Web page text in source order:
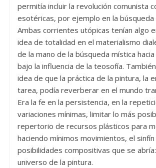
permitía incluir la revolución comunista
esotéricas, por ejemplo en la búsqueda
Ambas corrientes utópicas tenían algo
idea de totalidad en el materialismo
de la mano de la búsqueda mística
bajo la influencia de la teosofía.
idea de que la práctica de la pintura, la
tarea, podía reverberar en el mundo
Era la fe en la persistencia, en la
variaciones mínimas, limitar lo más
repertorio de recursos plásticos para
haciendo mínimos movimientos, el
posibilidades compositivas que se
universo de la pintura.